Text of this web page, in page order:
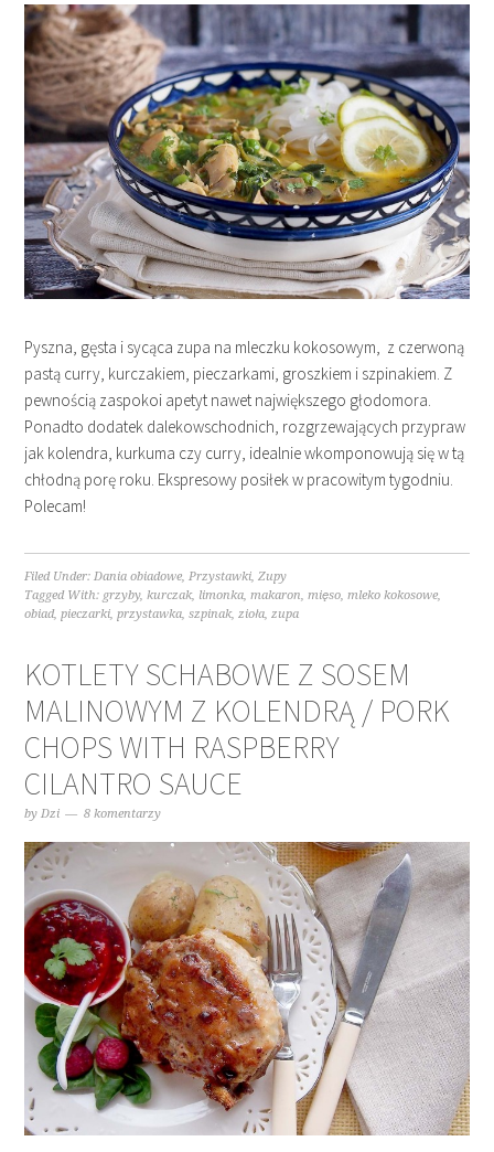
Pyszna, gęsta i sycąca zupa na mleczku kokosowym, z czerwoną
pastą curry, kurczakiem, pieczarkami, groszkiem i szpinakiem. Z
pewnością zaspokoi apetyt nawet największego głodomora.
Ponadto dodatek dalekowschodnich, rozgrzewających przypraw
jak kolendra, kurkuma czy curry, idealnie wkomponowują się w tą
chłodną porę roku. Ekspresowy posiłek w pracowitym tygodniu.
Polecam!
Filed Under:Dania obiadowe,Przystawki,Zupy
Tagged With: grzyby,kurczak, limonka,makaron,mięso,mleko kokosowe,
obiad,pieczarki,przystawka,szpinak,zioła,zupa
KOTLETY SCHABOWE Z SOSEM
MALINOWYM Z KOLENDRĄ / PORK
CHOPS WITH RASPBERRY
CILANTRO SAUCE
byDzi 8 komentarzy